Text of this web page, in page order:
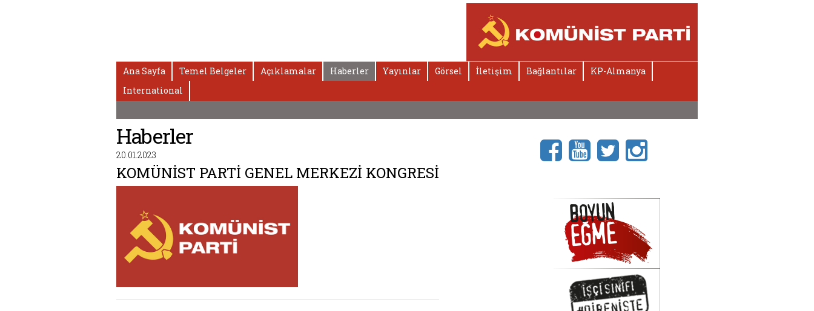
Ana Sayfa Temel Belgeler Açıklamalar Haberler Yayınlar Görsel İletişim Bağlantılar
KP-Almanya
International
Haberler
20.01.2023
KOMÜNİST PARTİ GENEL MERKEZİ KONGRESİ